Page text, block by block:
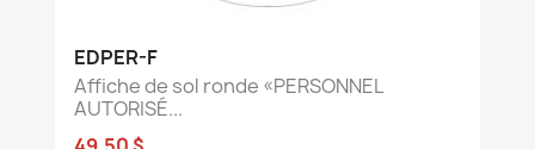
EDPER-F
Affiche de sol ronde «PERSONNEL
AUTORISÉ...